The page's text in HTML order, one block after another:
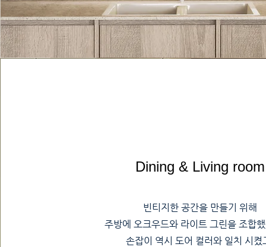
Dining & Living room
빈티지한 공간을 만들기 위해
주방에 오크우드와 라이트 그린을 조합
손잡이 역시 도어 컬러와 일치 시켰